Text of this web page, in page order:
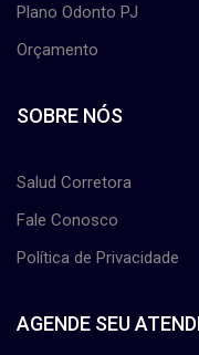
Plano Odonto PJ
Orçamento
SOBRE NÓS
Salud Corretora
Fale Conosco
Política de Privacidade
AGENDE SEU